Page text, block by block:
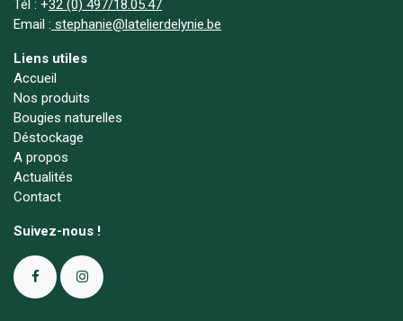
Tél : +32 (0) 497/18.05.47
Email : stephanie@latelierdelynie.be
Liens utiles
Accueil
Nos produits
Bougies naturelles
Déstockage
A propos
Actualités
Contact
Suivez-nous !